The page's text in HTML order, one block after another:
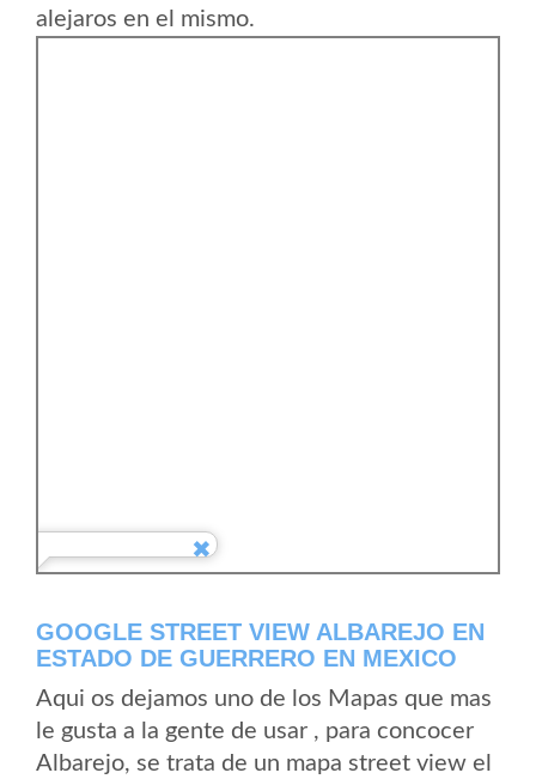
alejaros en el mismo.
GOOGLE STREET VIEW ALBAREJO EN
ESTADO DE GUERRERO EN MEXICO
Aqui os dejamos uno de los Mapas que mas
le gusta a la gente de usar , para concocer
Albarejo, se trata de un mapa street view el